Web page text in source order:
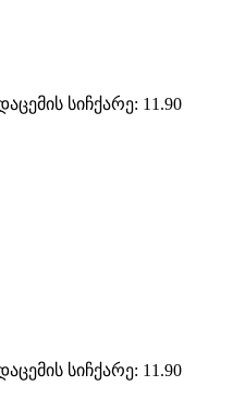
სიჩქარე: 11.90
სიჩქარე: 11.90